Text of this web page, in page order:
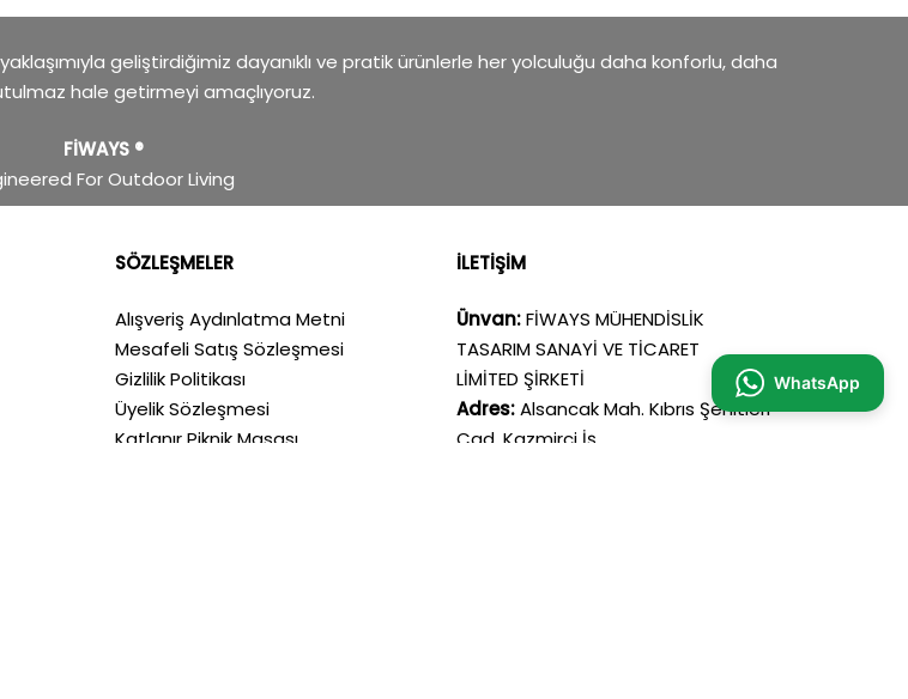
geliştirdiğimiz dayanıklı ve pratik ürünlerle her yolculuğu daha konforlu, daha
hale getirmeyi amaçlıyoruz.
FİWAYS ®
For Outdoor Living
SÖZLEŞMELER
Alışveriş Aydınlatma Metni
Mesafeli Satış Sözleşmesi
Gizlilik Politikası
Üyelik Sözleşmesi
Katlanır Piknik Masası
İLETİŞİM
Ünvan:FİWAYS MÜHENDİSLİK
TASARIM SANAYİ VE TİCARET
LİMİTED ŞİRKETİ
Adres:Alsancak Mah. Kıbrıs Şehitleri
Cad. Kazmirci İş
WhatsApp